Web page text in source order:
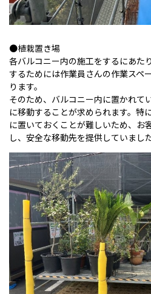
●植栽置き場
各バルコニー内の施工をするにあた
するためには作業員さんの作業スペ
ります。
そのため、バルコニー内に置かれて
に移動することが求められます。特
に置いておくことが難しいため、お
し、安全な移動先を提供していました